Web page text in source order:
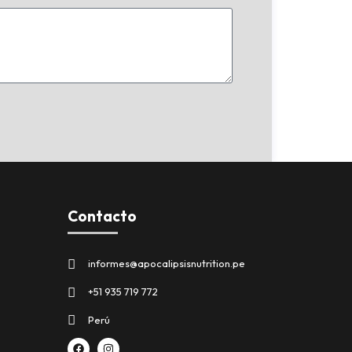
Contacto
informes@apocalipsisnutrition.pe
+51 935 719 772
Perú